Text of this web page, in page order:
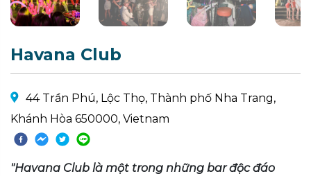
Havana Club
44 Trần Phú, Lộc Thọ, Thành phố Nha Trang,
Khánh Hòa 650000, Vietnam
"Havana Club là một trong những bar độc đáo